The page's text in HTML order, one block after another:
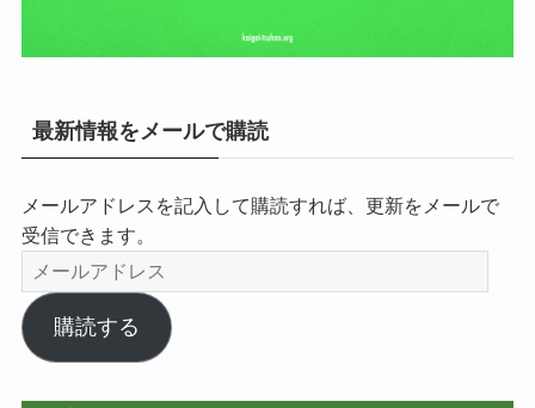
最新情報をメールで購読
メールアドレスを記入して購読すれば、更新をメールで
受信できます。
メ
ー
ル
ア
購読する